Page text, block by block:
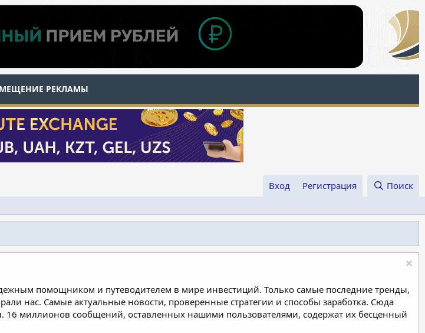
РЕКЛАМЫ
Вход Регистрация Поиск
помощником и путеводителем в мире инвестиций. Только самые последние тренды,
нас. Самые актуальные новости, проверенные стратегии и способы заработка. Сюда
миллионов сообщений, оставленных нашими пользователями, содержат их бесценный